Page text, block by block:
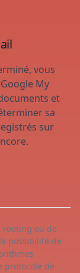
vous
My
et
sa
sur
rooting ou de
possibilité de
protocole de